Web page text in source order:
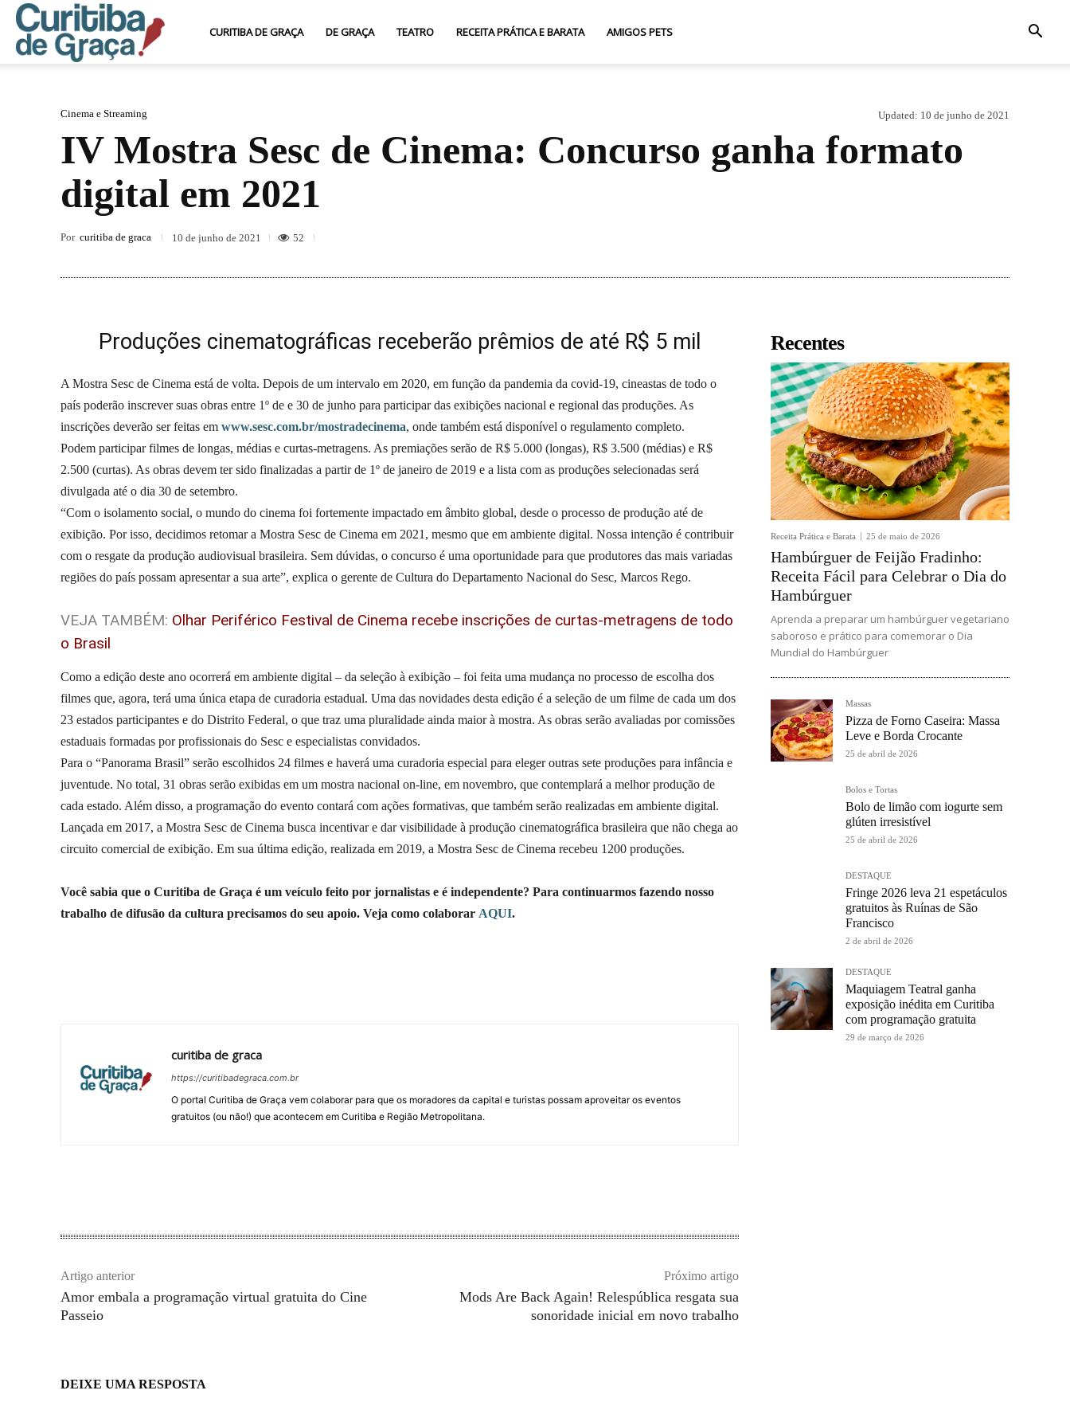
Curitiba
Graça
CURITIBA DE GRAÇA DE GRAÇA TEATRO RECEITA PRÁTICA E BARATA AMIGOS PETS
Cinema e Streaming Updated: 10 de junho de 2021
IV Mostra Sesc de Cinema: Concurso ganha formato
digital em 2021
Por curitiba de graca 10 de junho de 2021 52
Produções cinematográficas receberão prêmios de até R$ 5 mil
A Mostra Sesc de Cinema está de volta. Depois de um intervalo em 2020, em função da pandemia da covid-19, cineastas de todo o
país poderão inscrever suas obras entre 1º de e 30 de junho para participar das exibições nacional e regional das produções. As
inscrições deverão ser feitas em www.sesc.com.br/mostradecinema, onde também está disponível o regulamento completo.
Podem participar filmes de longas, médias e curtas-metragens. As premiações serão de R$ 5.000 (longas), R$ 3.500 (médias) e R$
2.500 (curtas). As obras devem ter sido finalizadas a partir de 1º de janeiro de 2019 e a lista com as produções selecionadas será
divulgada até o dia 30 de setembro.
“Com o isolamento social, o mundo do cinema foi fortemente impactado em âmbito global, desde o processo de produção até de
exibição. Por isso, decidimos retomar a Mostra Sesc de Cinema em 2021, mesmo que em ambiente digital. Nossa intenção é contribuir
com o resgate da produção audiovisual brasileira. Sem dúvidas, o concurso é uma oportunidade para que produtores das mais variadas
regiões do país possam apresentar a sua arte”, explica o gerente de Cultura do Departamento Nacional do Sesc, Marcos Rego.
VEJA TAMBÉM: Olhar Periférico Festival de Cinema recebe inscrições de curtas-metragens de todo
o Brasil
Como a edição deste ano ocorrerá em ambiente digital – da seleção à exibição – foi feita uma mudança no processo de escolha dos
filmes que, agora, terá uma única etapa de curadoria estadual. Uma das novidades desta edição é a seleção de um filme de cada um dos
23 estados participantes e do Distrito Federal, o que traz uma pluralidade ainda maior à mostra. As obras serão avaliadas por comissões
estaduais formadas por profissionais do Sesc e especialistas convidados.
Para o “Panorama Brasil” serão escolhidos 24 filmes e haverá uma curadoria especial para eleger outras sete produções para infância e
juventude. No total, 31 obras serão exibidas em um mostra nacional on-line, em novembro, que contemplará a melhor produção de
cada estado. Além disso, a programação do evento contará com ações formativas, que também serão realizadas em ambiente digital.
Lançada em 2017, a Mostra Sesc de Cinema busca incentivar e dar visibilidade à produção cinematográfica brasileira que não chega ao
circuito comercial de exibição. Em sua última edição, realizada em 2019, a Mostra Sesc de Cinema recebeu 1200 produções.
Você sabia que o Curitiba de Graça é um veículo feito por jornalistas e é independente? Para continuarmos fazendo nosso
trabalho de difusão da cultura precisamos do seu apoio. Veja como colaborar AQUI.
curitiba de graca
https://curitibadegraca.com.br
O portal Curitiba de Graça vem colaborar para que os moradores da capital e turistas possam aproveitar os eventos
gratuitos (ou não!) que acontecem em Curitiba e Região Metropolitana.
Artigo anterior
Amor embala a programação virtual gratuita do Cine
Passeio
Próximo artigo
Mods Are Back Again! Relespública resgata sua
sonoridade inicial em novo trabalho
DEIXE UMA RESPOSTA
Recentes
Receita Prática e Barata 25 de maio de 2026
Hambúrguer de Feijão Fradinho:
Receita Fácil para Celebrar o Dia do
Hambúrguer
Aprenda a preparar um hambúrguer vegetariano
saboroso e prático para comemorar o Dia
Mundial do Hambúrguer
Massas
Pizza de Forno Caseira: Massa
Leve e Borda Crocante
25 de abril de 2026
Bolos e Tortas
Bolo de limão com iogurte sem
glúten irresistível
25 de abril de 2026
DESTAQUE
Fringe 2026 leva 21 espetáculos
gratuitos às Ruínas de São
Francisco
2 de abril de 2026
DESTAQUE
Maquiagem Teatral ganha
exposição inédita em Curitiba
com programação gratuita
29 de março de 2026